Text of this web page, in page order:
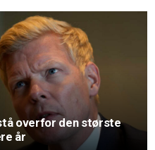
overfor den største
år